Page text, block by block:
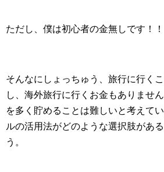
ただし、僕は初心者の金無しです！！
そんなにしょっちゅう、旅行に行く
し、海外旅行に行くお金もありませ
を多く貯めることは難しいと考えて
ルの活用法がどのような選択肢があ
う。